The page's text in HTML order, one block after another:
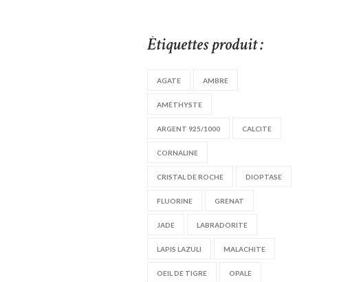
Étiquettes produit :
AGATE AMBRE
AMÉTHYSTE
ARGENT 925/1000 CALCITE
CORNALINE
CRISTAL DE ROCHE DIOPTASE
FLUORINE GRENAT
JADE LABRADORITE
LAPIS LAZULI MALACHITE
OEIL DE TIGRE OPALE